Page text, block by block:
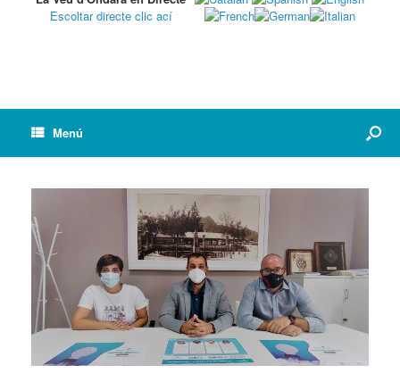
Escoltar directe clic ací
Menú